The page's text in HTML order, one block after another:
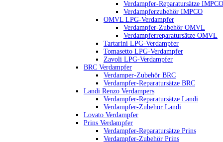
Verdampfer-Reparatursätze IMPCO
Verdampferzubehör IMPCO
OMVL LPG-Verdampfer
Verdampfer-Zubehör OMVL
Verdampferreparatursätze OMVL
Tartarini LPG-Verdampfer
Tomasetto LPG-Verdampfer
Zavoli LPG-Verdampfer
BRC Verdampfer
Verdamper-Zubehör BRC
Verdampfer-Reparatursätze BRC
Landi Renzo Verdampers
Verdampfer-Reparatursätze Landi
Verdampfer-Zubehör Landi
Lovato Verdampfer
Prins Verdampfer
Verdampfer-Reparatursätze Prins
Verdampfer-Zubehör Prins